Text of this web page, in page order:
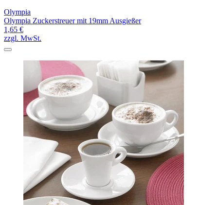
Olympia
Olympia Zuckerstreuer mit 19mm Ausgießer
1,65 €
zzgl. MwSt.